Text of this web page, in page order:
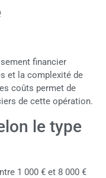
financier
et la complexité de
coûts permet de
de cette opération.
le type
1 000 € et 8 000 €